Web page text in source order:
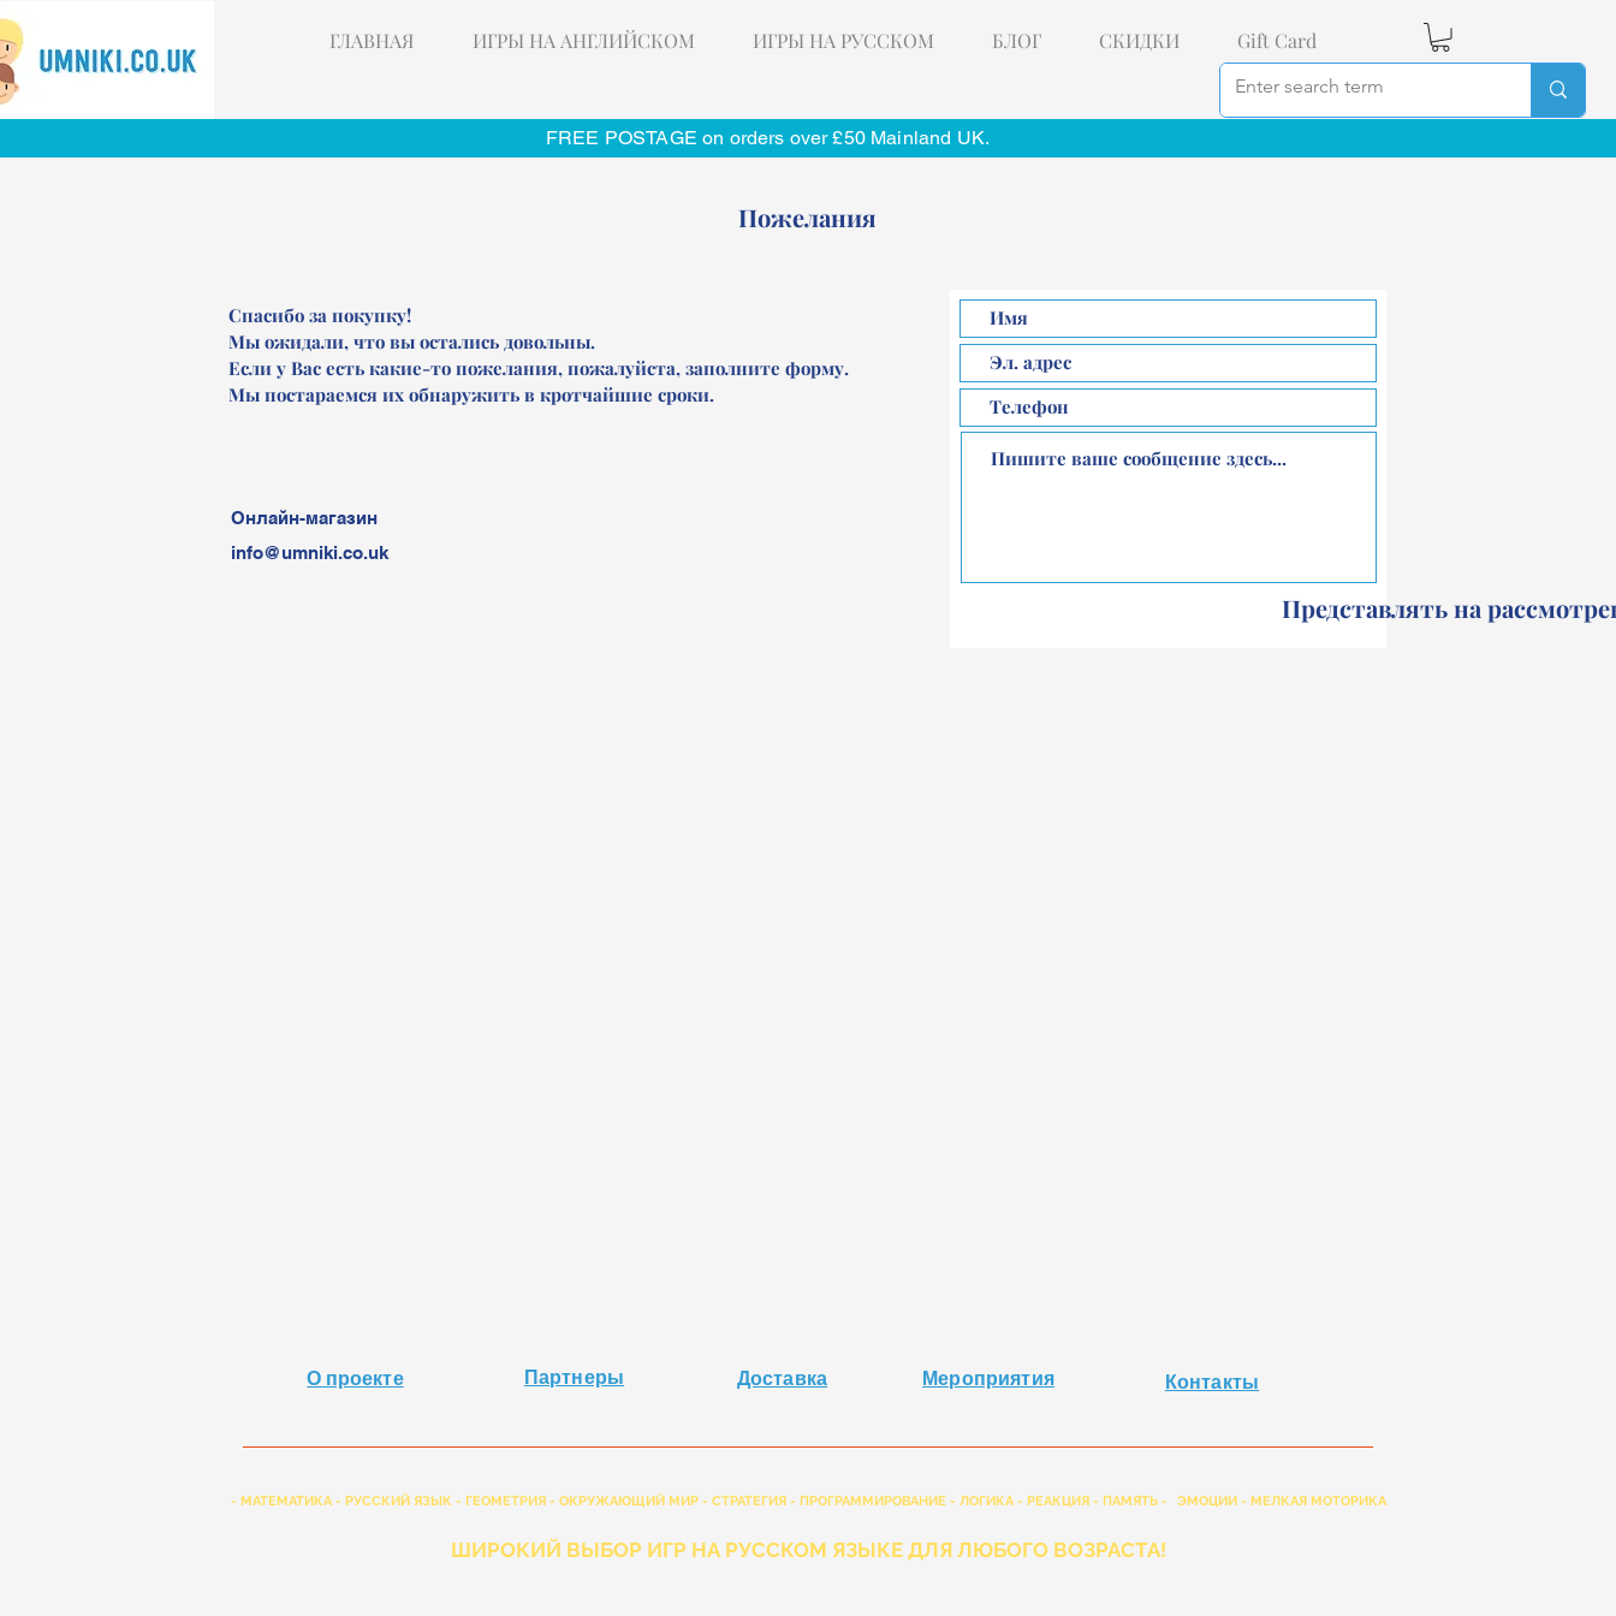
ГЛАВНАЯ ИГРЫ НА АНГЛИЙСКОМ ИГРЫ НА РУССКОМ БЛОГ СКИДКИ Gift Card
FREE POSTAGE on orders over £50 Mainland UK.
Пожелания
Спасибо за покупку!
Мы ожидали, что вы остались довольны.
Если у Вас есть какие-то пожелания, пожалуйста, заполните форму.
Мы постараемся их обнаружить в кротчайшие сроки.
Онлайн-магазин
info@umniki.co.uk
Представлять на
О проекте Партнеры Доставка Мероприятия Контакты
- МАТЕМАТИКА - РУССКИЙ ЯЗЫК - ГЕОМЕТРИЯ - ОКРУЖАЮЩИЙ МИР - СТРАТЕГИЯ - ПРОГРАММИРОВАНИЕ - ЛОГИКА - РЕАКЦИЯ - ПАМЯТЬ - ЭМОЦИИ - МЕЛКАЯ МОТОРИКА
ШИРОКИЙ ВЫБОР ИГР НА РУССКОМ ЯЗЫКЕ ДЛЯ ЛЮБОГО ВОЗРАСТА!